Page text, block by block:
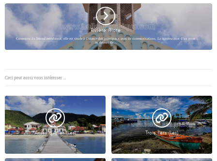
Rivière Pilote
Commune du littoral méridional, elle est située à distance des principaux axes de communications. La construction d’un pont
au dessus de…
Ceci peut aussi vous intéresser ...
Anses d’Arlet (Les) Trois Îlets (Les)